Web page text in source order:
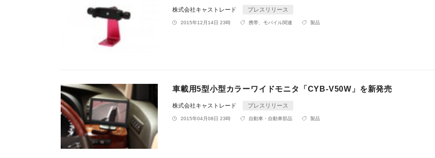
株式会社キャストレード プレスリリース
2015年12月14日 23時 携帯、モバイル関連 製品
車載用5型小型カラーワイドモニタ「CYB-V50W」を新発売
株式会社キャストレード プレスリリース
2015年04月08日 23時 自動車・自動車部品 製品